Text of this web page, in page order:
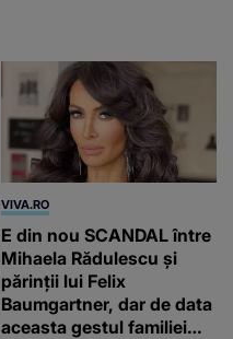
VIVA.RO
E din nou SCANDAL între
Mihaela Rădulescu și
părinții lui Felix
Baumgartner, dar de data
aceasta gestul familiei